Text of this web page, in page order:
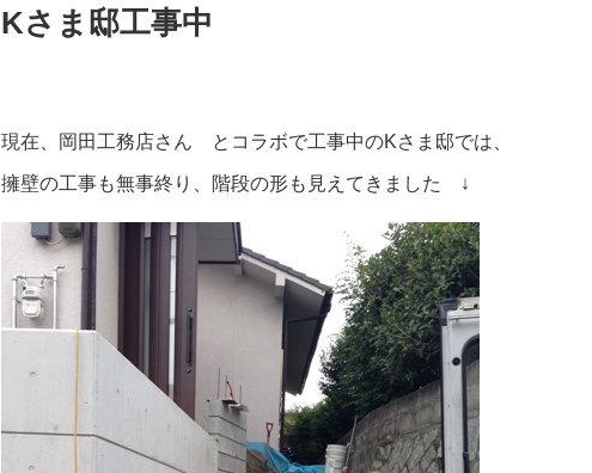
Kさま邸工事中
現在、 岡田工務店さん とコラボで工事中のKさま邸では、
擁壁の工事も無事終り、階段の形も見えてきました ↓